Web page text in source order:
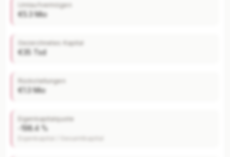
Umlaufvermögen
€5.3 Mio
Gezeichnetes Kapital
€35 Tsd
Rückstellungen
€1.3 Mio
Eigenkapitalquote
-198.4 %